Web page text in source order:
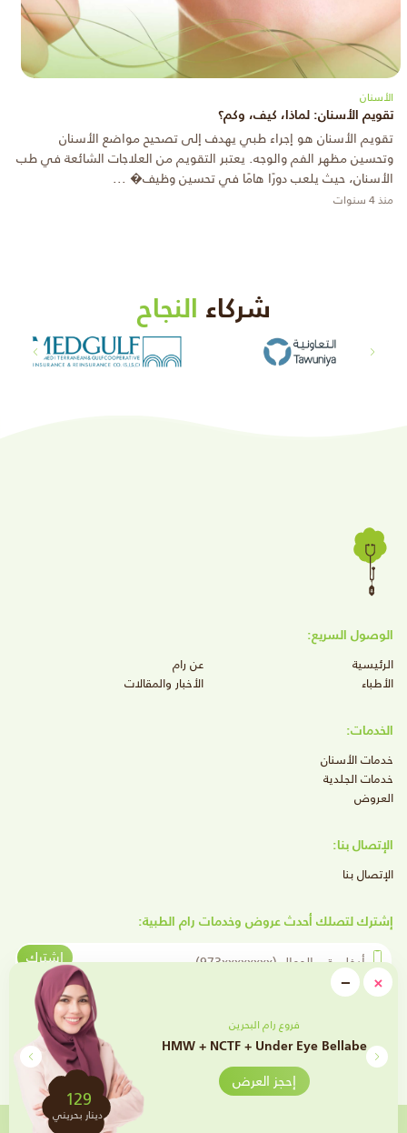
×
close−
Minimize
129
دينار بحريني
فروع رام البحرين
HMW + NCTF + Under Eye Bellabe
إحجز العرض
الأسنان
تقويم الأسنان: لماذا، كيف، وكم؟
تقويم الأسنان هو إجراء طبي يهدف إلى تصحيح مواضع الأسنان
وتحسين مظهر الفم والوجه. يعتبر التقويم من العلاجات الشائعة في طب
الأسنان، حيث يلعب دورًا هامًا في تحسين وظيف� ...
منذ 4 سنوات
شركاء النجاح
الوصول السريع:
الرئيسية
عن رام
الأطباء
الأخبار والمقالات
الخدمات:
خدمات الأسنان
خدمات الجلدية
العروض
الإتصال بنا:
الإتصال بنا
إشترك لتصلك أحدث عروض وخدمات رام الطبية:
أدخل رقم الجوال
إشترك
تابعنا على وسائل التواصل الإجتماعي